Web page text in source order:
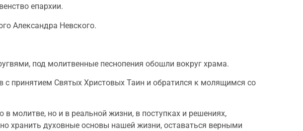
епархии.
Александра Невского.
под молитвенные песнопения обошли вокруг храма.
принятием Святых Христовых Таин и обратился к молящимся со
молитве, но и в реальной жизни, в поступках и решениях,
хранить духовные основы нашей жизни, оставаться верными